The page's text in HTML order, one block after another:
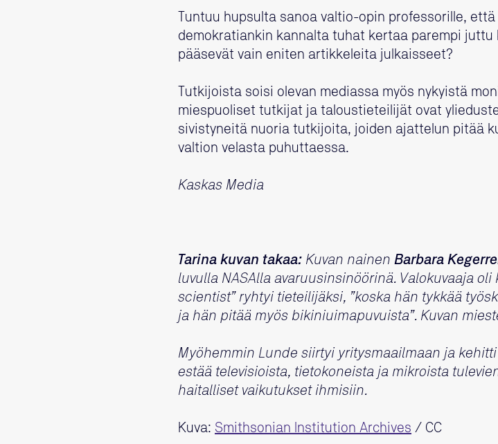
Tuntuu hupsulta sanoa valtio-opin professorille,
demokratiankin kannalta tuhat kertaa parempi juttu
pääsevät vain eniten artikkeleita julkaisseet?
Tutkijoista soisi olevan mediassa myös nykyistä
miespuoliset tutkijat ja taloustieteilijät ovat
sivistyneitä nuoria tutkijoita, joiden ajattelun pitää
valtion velasta puhuttaessa.
Kaskas Media
Tarina kuvan takaa: Kuvan nainen Barbara
luvulla NASAlla avaruusinsinöörinä. Valokuvaaja
scientist” ryhtyi tieteilijäksi, ”koska hän tykkää
ja hän pitää myös bikiniuimapuvuista”. Kuvan
Myöhemmin Lunde siirtyi yritysmaailmaan ja
estää televisioista, tietokoneista ja mikroista
haitalliset vaikutukset ihmisiin.
Kuva: Smithsonian Institution Archives / CC